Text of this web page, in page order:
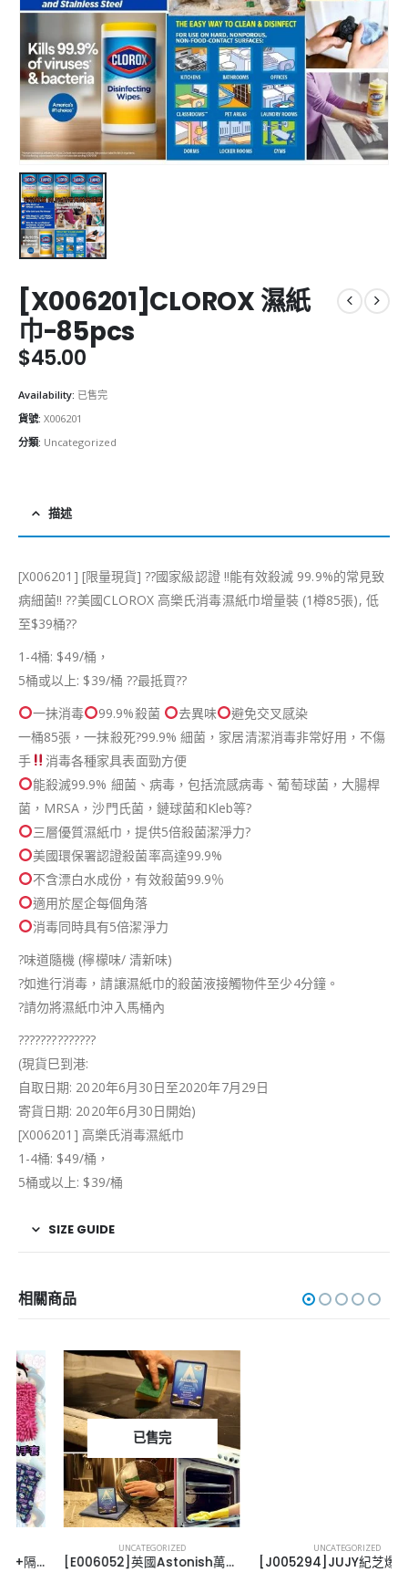
[X006201]CLOROX 濕紙
巾-85pcs
$45.00
Availability: 已售完
貨號: X006201
分類: Uncategorized
描述
[X006201] [限量現貨]??國家級認證 !!能有效殺滅 99.9%的常見致
病細菌!!??美國CLOROX 高樂氏消毒濕紙巾增量裝 (1樽85張), 低
至$39桶??
1-4桶: $49/桶，
5桶或以上: $39/桶 ??最抵買??
一抺消毒
99.9%殺菌 去異味
避免交叉感染
一桶85張，一抹殺死?99.9% 細菌，家居清潔消毒非常好用，不傷
手
消毒各種家具表面勁方便
能殺滅99.9% 細菌、病毒，包括流感病毒、葡萄球菌，大腸桿
菌，MRSA，沙門氏菌，鏈球菌和Kleb等?
三層優質濕紙巾，提供5倍殺菌潔淨力?
美國環保署認證殺菌率高達99.9%
不含漂白水成份，有效殺菌99.9％
適用於屋企每個角落
消毒同時具有5倍潔淨力
?味道隨機 (檸檬味/ 清新味)
?如進行消毒，請讓濕紙巾的殺菌液接觸物件至少4分鐘。
?請勿將濕紙巾沖入馬桶內
??????????????
(現貨巳到港:
自取日期: 2020年6月30日至2020年7月29日
寄貨日期: 2020年6月30日開始)
[X006201] 高樂氏消毒濕紙巾
1-4桶: $49/桶，
5桶或以上: $39/桶
SIZE GUIDE
相關商品
UNCATEGORIZED
[E006052]英國Astonish萬用去污膏 150g
UNCATEGORIZED
[J005294]JUJY紀芝爆脂機瘦身儀